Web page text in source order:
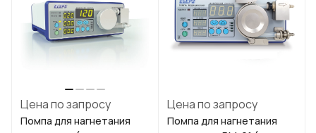
Цена по запросу
Помпа для нагнетания
Цена по запросу
Помпа для нагнетания